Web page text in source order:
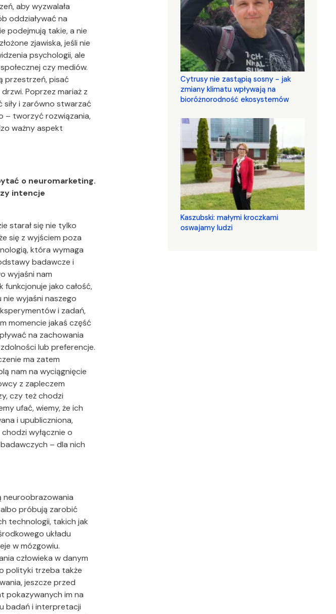
aby wyzwalała
oddziaływać na
podejmują takie, a nie
zjawiska, jeśli nie
psychologii, ale
czy mediów.
przestrzeń, pisać
Poprzez mariaż z
siły i zarówno stwarzać
– tworzyć rozwiązania,
ważny aspekt
o neuromarketing.
intencje
starał się nie tylko
się z wyjściem poza
która wymaga
badawcze i
wyjaśni nam
funkcjonuje jako całość,
wyjaśni naszego
i zadań,
momencie jakaś część
na zachowania
lub preferencje.
ma zatem
nam na wyciągnięcie
z zapleczem
czy też chodzi
ufać, wiemy, że ich
i upubliczniona,
wyłącznie o
– dla nich
neuroobrazowania
albo próbują zarobić
technologii, takich jak
układu
w mózgowiu.
człowieka w danym
polityki trzeba także
jeszcze przed
pokazywanych im na
badań i interpretacji
Cytrusy nie zastąpią sosny - jak
zmiany klimatu wpływają na
bioróżnorodność ekosystemów
Kaszubski: małymi kroczkami
oswajamy ludzi